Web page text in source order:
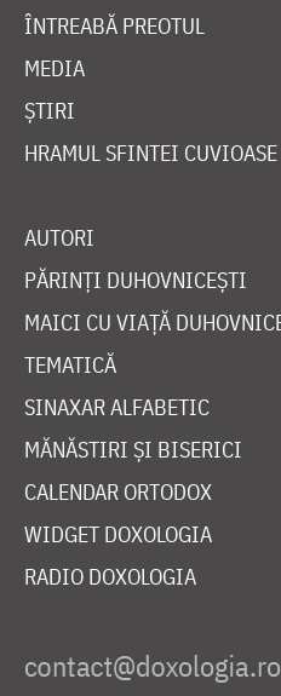
ÎNTREABĂ PREOTUL
MEDIA
ȘTIRI
HRAMUL SFINTEI CUVIOASE
AUTORI
PĂRINȚI DUHOVNICEȘTI
MAICI CU VIAȚĂ
TEMATICĂ
SINAXAR ALFABETIC
MĂNĂSTIRI ȘI BISERICI
CALENDAR ORTODOX
WIDGET DOXOLOGIA
RADIO DOXOLOGIA